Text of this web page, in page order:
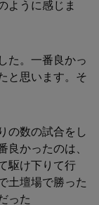
ように感じま
た。一番良かっ
と思います。そ
の数の試合をし
かったのは、
駆け下りて行
土壇場で勝った
った